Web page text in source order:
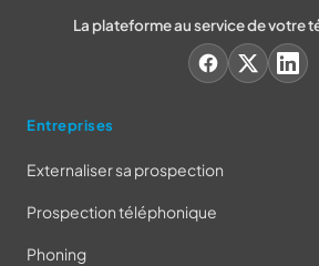
La plateforme au service de votre
Entreprises
Externaliser sa prospection
Prospection téléphonique
Phoning